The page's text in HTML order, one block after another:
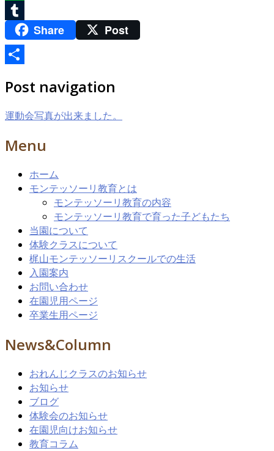
Evernote
TumblrShare Post
有
Post navigation
運動会写真が出来ました。
Menu
ホーム
モンテッソーリ教育とは
モンテッソーリ教育の内容
モンテッソーリ教育で育った子どもたち
当園について
体験クラスについて
梶山モンテッソーリスクールでの生活
入園案内
お問い合わせ
在園児用ページ
卒業生用ページ
News&Column
おれんじクラスのお知らせ
お知らせ
ブログ
体験会のお知らせ
在園児向けお知らせ
教育コラム